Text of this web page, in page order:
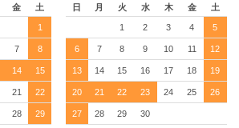
金 土
1
7 8
14 15
21 22
28 29
日
月 火 水 木 金 土
1 2 3 4 5
6 7 8 9 10 11 12
13 14 15 16 17 18 19
20 21 22 23 24 25 26
27 28 29 30